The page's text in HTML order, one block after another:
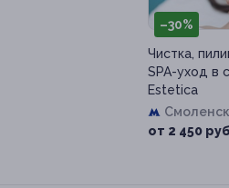
–30%
Чистка,
SPA-уход в
Estetica
от 2 450